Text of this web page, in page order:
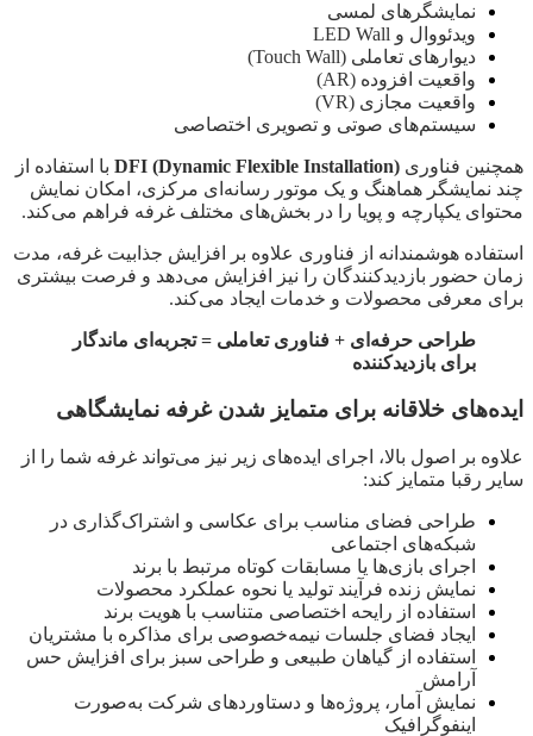
نمایشگرهای لمسی
ویدئووال و LED Wall
دیوارهای تعاملی (Touch Wall)
واقعیت افزوده (AR)
واقعیت مجازی (VR)
سیستم‌های صوتی و تصویری اختصاصی
همچنین فناوری DFI (Dynamic Flexible Installation) با استفاده از
چند نمایشگر هماهنگ و یک موتور رسانه‌ای مرکزی، امکان نمایش
محتوای یکپارچه و پویا را در بخش‌های مختلف غرفه فراهم می‌کند.
استفاده هوشمندانه از فناوری علاوه بر افزایش جذابیت غرفه، مدت
زمان حضور بازدیدکنندگان را نیز افزایش می‌دهد و فرصت بیشتری
برای معرفی محصولات و خدمات ایجاد می‌کند.
طراحی حرفه‌ای + فناوری تعاملی = تجربه‌ای ماندگار
برای بازدیدکننده
ایده‌های خلاقانه برای متمایز شدن غرفه نمایشگاهی
علاوه بر اصول بالا، اجرای ایده‌های زیر نیز می‌تواند غرفه شما را از
سایر رقبا متمایز کند:
طراحی فضای مناسب برای عکاسی و اشتراک‌گذاری در
شبکه‌های اجتماعی
اجرای بازی‌ها یا مسابقات کوتاه مرتبط با برند
نمایش زنده فرآیند تولید یا نحوه عملکرد محصولات
استفاده از رایحه اختصاصی متناسب با هویت برند
ایجاد فضای جلسات نیمه‌خصوصی برای مذاکره با مشتریان
استفاده از گیاهان طبیعی و طراحی سبز برای افزایش حس
آرامش
نمایش آمار، پروژه‌ها و دستاوردهای شرکت به‌صورت
اینفوگرافیک